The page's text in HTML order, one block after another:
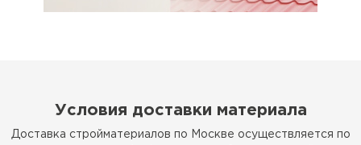
Условия доставки материала
Доставка стройматериалов по Москве осуществляется по